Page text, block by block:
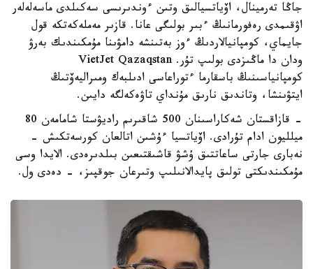
جاڭا تەرمينال، اۆياتسيالىق وتىن ءوندىرىسى سەكىلدى ماسەلەلەر
اۋقىمدى رەفورمانىڭ ءبىر بولىگى عانا. قازىر مەملەكەتكە قول
جايماي، كومپانيالاردىڭ ءوز بەتىنشە دامۋىنا مۇمكىندىك بەرۋ
ودان دا ماڭىزدى بولىپ تۇر. VietJet Qazaqstan
كومپانياسىنىڭ باسقارما ءتوراعاسى ادىلبەك ومىراليەۆتىڭ
ايتۋىنشا، وتاندىق نارىق مۇنداي تاۋەكەلگە دايىن.
- قازاقستان شەكاراسىنان 500 شاقىرىم راديۋستا شامامەن 80
ميلليون ادام تۇرادى. اۆياتسيا ءۇشىن اتالعان كورسەتكىش -
نەبارى جارتى ساعاتتىق ۇشۋ قاشىقتىعىن بىلدىرەدى. الايدا وسى
مۇمكىندىكتى تولىق پايدالانىلىپ وتىرعان جوقپىز، - دەدى ول.